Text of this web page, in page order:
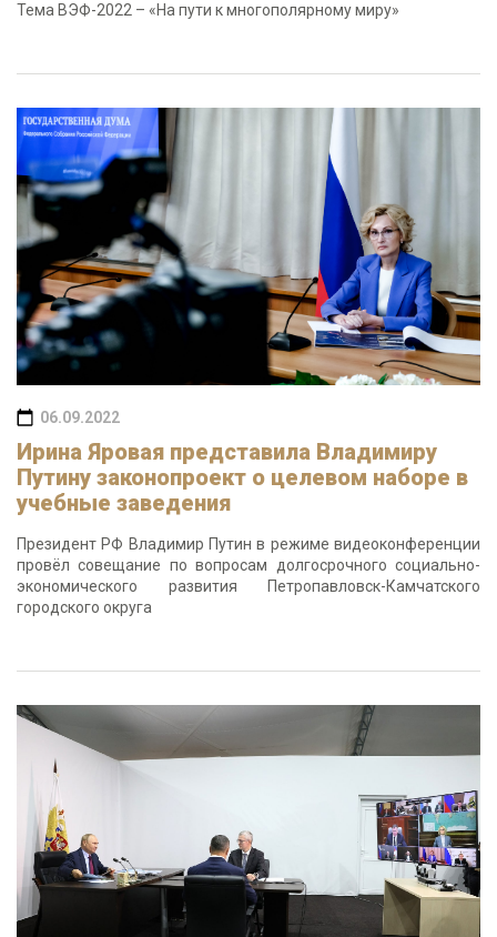
Тема ВЭФ-2022 – «На пути к многополярному миру»
06.09.2022
Ирина Яровая представила Владимиру
Путину законопроект о целевом наборе в
учебные заведения
Президент РФ Владимир Путин в режиме видеоконференции
провёл совещание по вопросам долгосрочного социально-
экономического развития Петропавловск-Камчатского
городского округа